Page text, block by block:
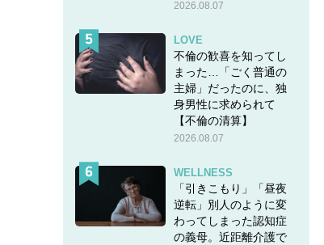
2026.08.07
LOVE
不倫の歓喜を知ってし
まった…「ごく普通の
主婦」だったのに、独
身男性に求められて
【不倫の清算】
2026.08.07
WELLNESS
「引きこもり」「昼夜
逆転」別人のように変
わってしまった認知症
の義母。近距離介護で